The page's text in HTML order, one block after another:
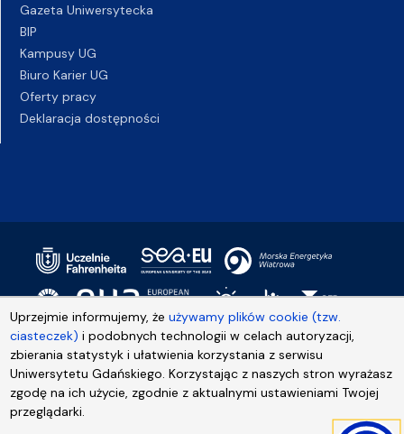
Uprzejmie informujemy, żeużywamy plików cookie (tzw.
ciasteczek) i podobnych technologii w celach autoryzacji,
zbierania statystyk i ułatwienia korzystania z serwisu
Uniwersytetu Gdańskiego. Korzystając z naszych stron wyrażasz
zgodę na ich użycie, zgodnie z aktualnymi ustawieniami Twojej
przeglądarki.
Gazeta Uniwersytecka
BIP
Kampusy UG
Biuro Karier UG
Oferty pracy
Deklaracja dostępności